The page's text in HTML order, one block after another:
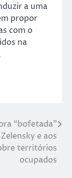
a uma
propor
com o
na
“bofetada”
e aos
territórios
ocupados